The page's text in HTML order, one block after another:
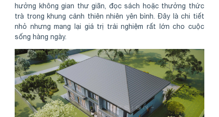
hưởng không gian thư giãn, đọc sách hoặc thưởng thức
trà trong khung cảnh thiên nhiên yên bình. Đây là chi tiết
nhỏ nhưng mang lại giá trị trải nghiệm rất lớn cho cuộc
sống hàng ngày.